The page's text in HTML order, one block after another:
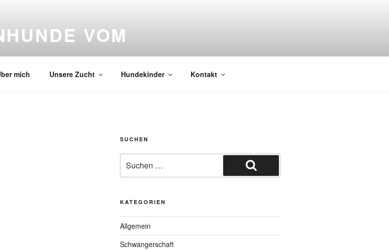
VOM
mich Unsere Zucht Hundekinder Kontakt
SUCHEN
nach:
Suchen
KATEGORIEN
Allgemein
Schwangerschaft